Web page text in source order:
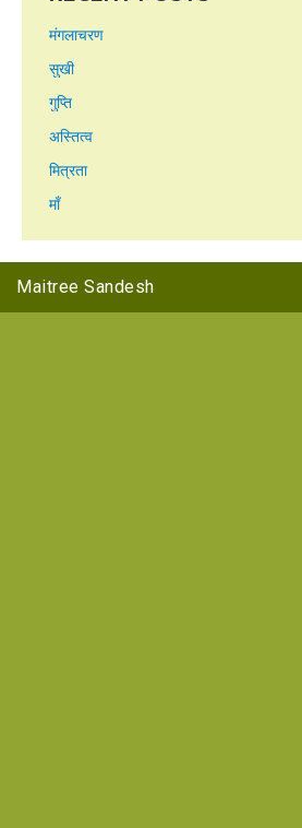
मंगलाचरण
सुखी
गुप्ति
अस्तित्व
मित्रता
माँ
Maitree Sandesh